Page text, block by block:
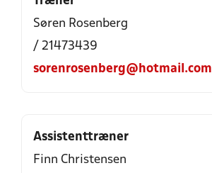
Søren Rosenberg
/ 21473439
sorenrosenberg@hotmail.com
Assistenttræner
Finn Christensen